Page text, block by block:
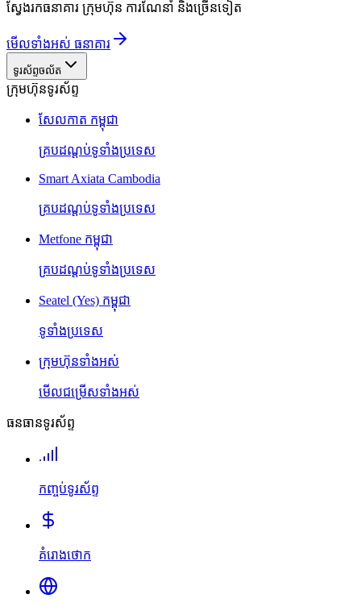
ស្វែងរកធនាគារ ក្រុមហ៊ុន ការណែនាំ និងច្រើនទៀត
មើលទាំងអស់ ធនាគារ
ទូរស័ព្ទចល័ត
ក្រុមហ៊ុនទូរស័ព្ទ
សែលកាត កម្ពុជា
គ្របដណ្តប់ទូទាំងប្រទេស
Smart Axiata Cambodia
គ្របដណ្តប់ទូទាំងប្រទេស
Metfone កម្ពុជា
គ្របដណ្តប់ទូទាំងប្រទេស
Seatel (Yes) កម្ពុជា
ទូទាំងប្រទេស
ក្រុមហ៊ុនទាំងអស់
មើលជម្រើសទាំងអស់
ធនធានទូរស័ព្ទ
កញ្ចប់ទូរស័ព្ទ
គំរោងថោក